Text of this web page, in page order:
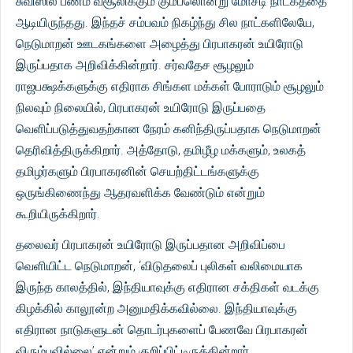
ஆடியிருந்தது. இந்தச் சம்பவம் நிகழ்ந்து சில நாட்களிலேயே,
நெடுமாறன் ஊடகங்களை அழைத்து பிரபாகரன் உயிரோடு
இருப்பதாக அறிவிக்கின்றார். சர்வதேச சூழலும்
ராஜபக்ஷக்களுக்கு எதிராக சிங்கள மக்கள் போராடும் சூழலும்
நிலவும் நிலையில், பிரபாகரன் உயிரோடு இருப்பதை
வெளிப்படுத்துவதற்கான நேரம் கனிந்திருப்பதாக நெடுமாறன்
தெரிவித்திருக்கிறார். அத்தோடு, தமிழீழ மக்களும், உலகத்
தமிழர்களும் பிரபாகரனின் செயற்திட்டங்களுக்கு
ஒருங்கிணைந்து ஆதரவளிக்க வேண்டும் என்றும்
கூறியிருக்கிறார்.
தலைவர் பிரபாகரன் உயிரோடு இருப்பதான அறிவிப்பை
வெளியிட்ட நெடுமாறன், ‘விடுதலைப் புலிகள் வலிமையாக
இருந்த காலத்தில், இந்தியாவுக்கு எதிரான சக்திகள் வடக்கு
கிழக்கில் காலூன்ற அனுமதிக்கவில்லை. இந்தியாவுக்கு
எதிரான நாடுகளுடன் தொடர்புகளைப் பேணவே பிரபாகரன்